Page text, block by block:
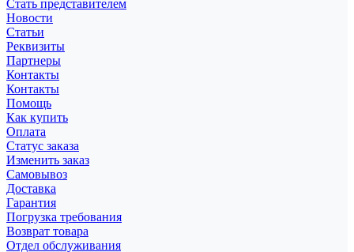
Стать представителем
Новости
Статьи
Реквизиты
Партнеры
Контакты
Контакты
Помощь
Как купить
Оплата
Статус заказа
Изменить заказ
Самовывоз
Доставка
Гарантия
Погрузка требования
Возврат товара
Отдел обслуживания